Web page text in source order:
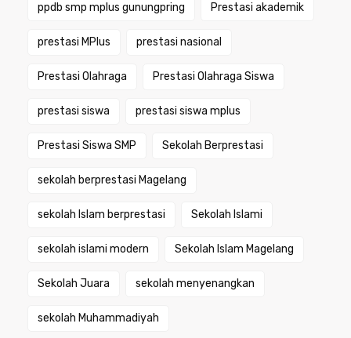
ppdb smp mplus gunungpring Prestasi akademik
prestasi MPlus prestasi nasional
Prestasi Olahraga Prestasi Olahraga Siswa
prestasi siswa prestasi siswa mplus
Prestasi Siswa SMP Sekolah Berprestasi
sekolah berprestasi Magelang
sekolah Islam berprestasi Sekolah Islami
sekolah islami modern Sekolah Islam Magelang
Sekolah Juara sekolah menyenangkan
sekolah Muhammadiyah